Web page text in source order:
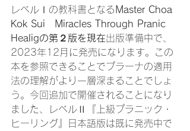
レベルⅠの教科書となるMaster Choa
Kok Sui　Miracles Through Pranic
Healigの第２版を現在出版準備中で、
2023年12月に発売になります。この
本を参照できることでプラーナの適用
法の理解がより一層深まることでしょ
う。今回追加で開催されることになり
ました、レベルⅡ『上級プラニック・
ヒーリング』日本語版は既に発売中で